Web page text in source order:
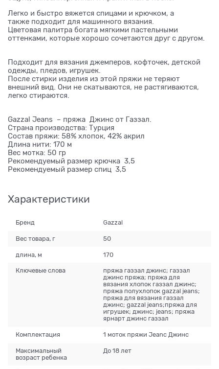
Легко и быстро вяжется спицами и крючком, а
также подходит для машинного вязания.
Цветовая палитра богата мягкими пастельными
оттенками, которые хорошо сочетаются друг с другом.
Подходит для вязания джемперов, кофточек, детской
одежды, пледов, игрушек.
После стирки изделия из этой пряжи не теряют
внешний вид. Они не скатываются, не растягиваются,
легко стираются.
Gazzal Jeans – пряжа Джинс от Газзал.
Страна производства: Турция
Состав пряжи: 58% хлопок, 42% акрил
Длина нити: 170 м
Вес мотка: 50 гр
Рекомендуемый размер крючка 3,5
Рекомендуемый размер спиц 3,5
Характеристики
Бренд Gazzal
Вес товара, г 50
длина, м 170
Ключевые слова
пряжа газзал джинс; газзал
джинс пряжа; пряжа для
вязания хлопок газзал джинс;
пряжа полухлопок gazzal jeans;
пряжа для вязания газзал
джинс; gazzal jeans;пряжа для
игрушек; джинс; jeans; пряжа
ярнарт джинс газзал
Комплектация 1 моток пряжи Jeanc Джинс
Максимальный
возраст ребенка
До 18 лет